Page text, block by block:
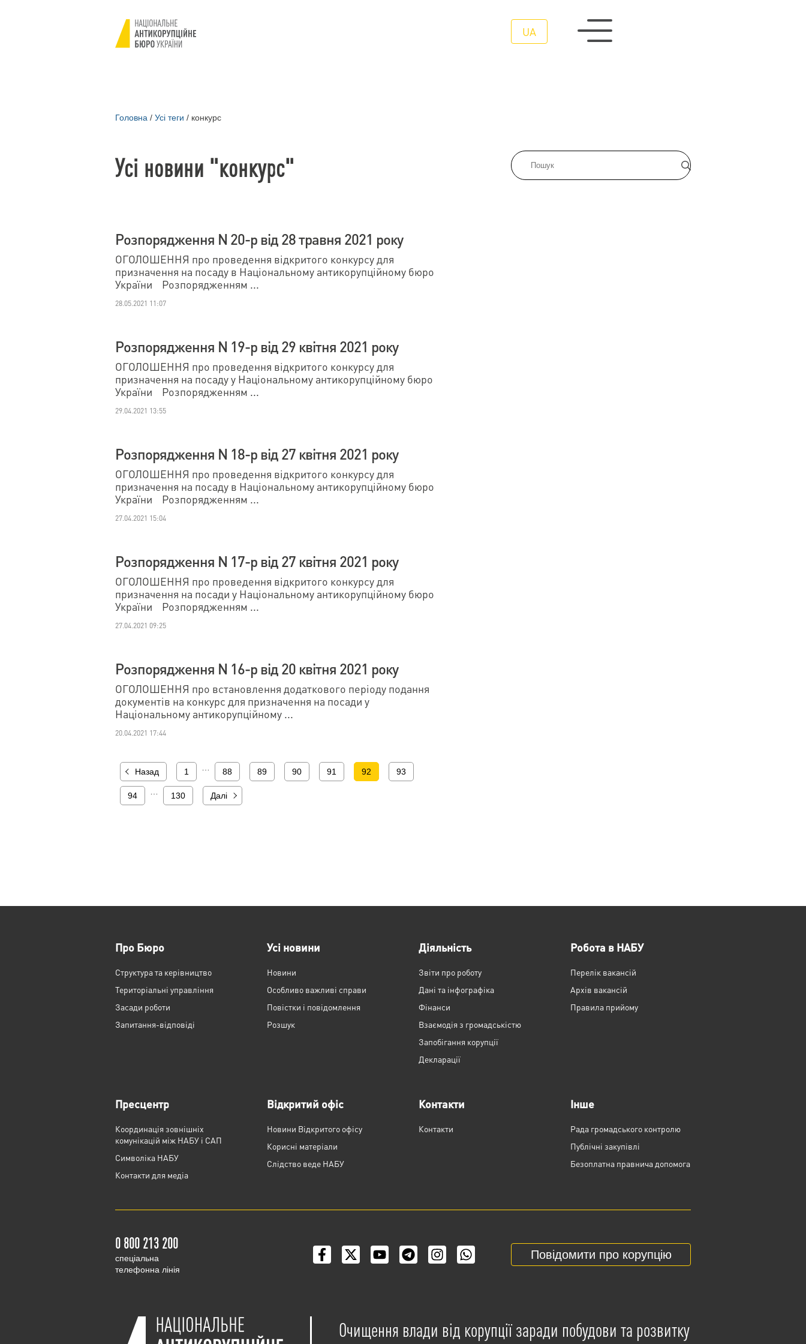
UA
Головна / Усі теги / конкурс
Усі новини "конкурс"
Розпорядження N 20-р від 28 травня 2021 року
ОГОЛОШЕННЯ про проведення відкритого конкурсу для
призначення на посаду в Національному антикорупційному бюро
України Розпорядженням ...
28.05.2021 11:07
Розпорядження N 19-р від 29 квітня 2021 року
ОГОЛОШЕННЯ про проведення відкритого конкурсу для
призначення на посаду у Національному антикорупційному бюро
України Розпорядженням ...
29.04.2021 13:55
Розпорядження N 18-р від 27 квітня 2021 року
ОГОЛОШЕННЯ про проведення відкритого конкурсу для
призначення на посаду в Національному антикорупційному бюро
України Розпорядженням ...
27.04.2021 15:04
Розпорядження N 17-р від 27 квітня 2021 року
ОГОЛОШЕННЯ про проведення відкритого конкурсу для
призначення на посади у Національному антикорупційному бюро
України Розпорядженням ...
27.04.2021 09:25
Розпорядження N 16-р від 20 квітня 2021 року
ОГОЛОШЕННЯ про встановлення додаткового періоду подання
документів на конкурс для призначення на посади у
Національному антикорупційному ...
20.04.2021 17:44
Назад 1 88 89 90 91 92 93
94 130 Далі
Про Бюро
Структура та керівництво
Територіальні управління
Засади роботи
Запитання-відповіді
Усі новини
Новини
Особливо важливі справи
Повістки і повідомлення
Розшук
Діяльність
Звіти про роботу
Дані та інфографіка
Фінанси
Взаємодія з громадськістю
Запобігання корупції
Декларації
Робота в НАБУ
Перелік вакансій
Архів вакансій
Правила прийому
Пресцентр
Координація зовнішніх
комунікацій між НАБУ і САП
Cимволіка НАБУ
Контакти для медіа
Відкритий офіс
Новини Відкритого офісу
Корисні матеріали
Слідство веде НАБУ
Контакти
Контакти
Інше
Рада громадського контролю
Публічні закупівлі
Безоплатна правнича допомога
0 800 213 200
cпеціальна
телефонна лінія
Повідомити про корупцію
Очищення влади від корупції заради побудови та розвитку